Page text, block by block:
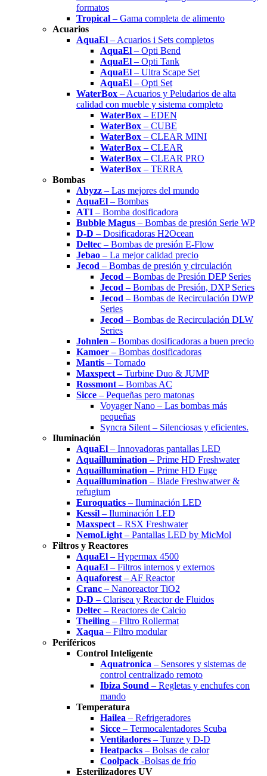
formatos
Tropical – Gama completa de alimento
Acuarios
AquaEl – Acuarios i Sets completos
AquaEl – Opti Bend
AquaEl – Opti Tank
AquaEl – Ultra Scape Set
AquaEl – Opti Set
WaterBox – Acuarios y Peludarios de alta
calidad con mueble y sistema completo
WaterBox – EDEN
WaterBox – CUBE
WaterBox – CLEAR MINI
WaterBox – CLEAR
WaterBox – CLEAR PRO
WaterBox – TERRA
Bombas
Abyzz – Las mejores del mundo
AquaEl – Bombas
ATI – Bomba dosificadora
Bubble Magus – Bombas de presión Serie WP
D-D – Dosificadoras H2Ocean
Deltec – Bombas de presión E-Flow
Jebao – La mejor calidad precio
Jecod – Bombas de presión y circulación
Jecod – Bombas de Presión DEP Series
Jecod – Bombas de Presión, DXP Series
Jecod – Bombas de Recirculación DWP
Series
Jecod – Bombas de Recirculación DLW
Series
Johnlen – Bombas dosificadoras a buen precio
Kamoer – Bombas dosificadoras
Mantis – Tornado
Maxspect – Turbine Duo & JUMP
Rossmont – Bombas AC
Sicce – Pequeñas pero matonas
Voyager Nano – Las bombas más
pequeñas
Syncra Silent – Silenciosas y eficientes.
Iluminación
AquaEl – Innovadoras pantallas LED
Aquaillumination – Prime HD Freshwater
Aquaillumination – Prime HD Fuge
Aquaillumination – Blade Freshwatwer &
refugium
Euroquatics – Iluminación LED
Kessil – Iluminación LED
Maxspect – RSX Freshwater
NemoLight – Pantallas LED by MicMol
Filtros y Reactores
AquaEl – Hypermax 4500
AquaEl – Filtros internos y externos
Aquaforest – AF Reactor
Cranc – Nanoreactor TiO2
D-D – Clarisea y Reactor de Fluidos
Deltec – Reactores de Calcio
Theiling – Filtro Rollermat
Xaqua – Filtro modular
Periféricos
Control Inteligente
Aquatronica – Sensores y sistemas de
control centralizado remoto
Ibiza Sound – Regletas y enchufes con
mando
Temperatura
Hailea – Refrigeradores
Sicce – Termocalentadores Scuba
Ventiladores – Tunze y D-D
Heatpacks – Bolsas de calor
Coolpack -Bolsas de frío
Esterilizadores UV